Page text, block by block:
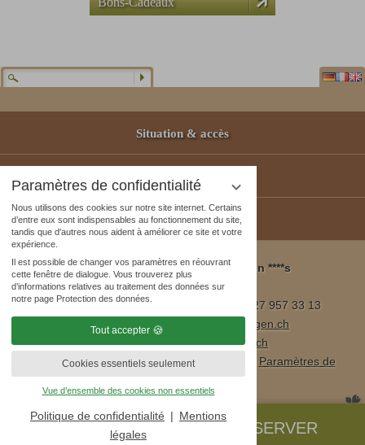
Paramètres de confidentialité
Nous utilisons des cookies sur notre site internet. Certains
d’entre eux sont indispensables au fonctionnement du site,
tandis que d'autres nous aident à améliorer ce site et votre
expérience.
Il est possible de changer vos paramètres en réouvrant
cette fenêtre de dialogue. Vous trouverez plus
d’informations relatives au traitement des données sur
notre page Protection des données.
Tout accepter
Cookies essentiels seulement
Vue d’ensemble des cookies non essentiels
Politique de confidentialité
Mentions
légales
Situation & accès
Partenaires
Bons-Cadeaux
Wellness & Spa Pirmin Zurbriggen ****s
3905 Saas Almagell, Suisse
Tél. ++41 (0)27 957 23 01 / fax ++41 (0)27 957 33 13
E-mail:
info@wellnesshotel-zurbriggen.ch
www.wellnesshotel-zurbriggen.ch
Mentions légales|Protection des données
Paramètres de
confidentialité|Plan du site
DEMANDER RÉSERVER